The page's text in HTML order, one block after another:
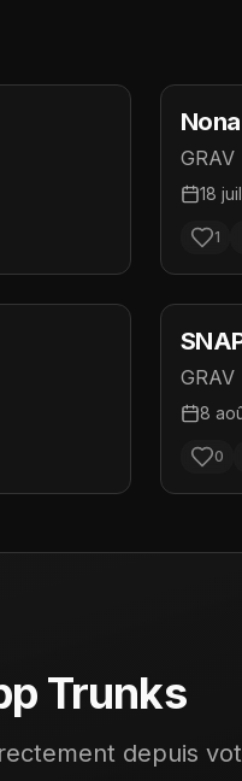
GRAV
18
1
GRAV
8
0
Trunks
depuis